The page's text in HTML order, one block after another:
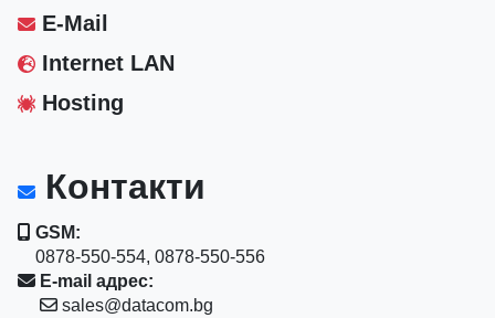
E-Mail
Internet LAN
Hosting
Контакти
GSM:
0878-550-554, 0878-550-556
E-mail адрес:
sales@datacom.bg